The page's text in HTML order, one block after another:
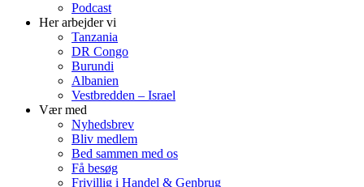
Podcast
Her arbejder vi
Tanzania
DR Congo
Burundi
Albanien
Vestbredden – Israel
Vær med
Nyhedsbrev
Bliv medlem
Bed sammen med os
Få besøg
Frivillig i Handel & Genbrug